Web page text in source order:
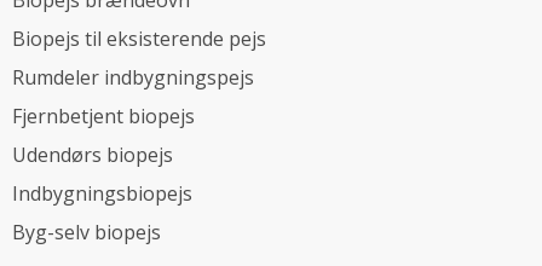
Biopejs til eksisterende pejs
Rumdeler indbygningspejs
Fjernbetjent biopejs
Udendørs biopejs
Indbygningsbiopejs
Byg-selv biopejs